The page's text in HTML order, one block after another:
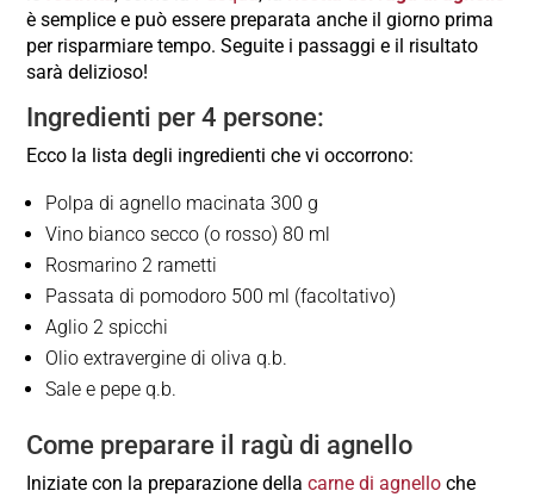
è semplice e può essere preparata anche il giorno prima
per risparmiare tempo. Seguite i passaggi e il risultato
sarà delizioso!
Ingredienti per 4 persone:
Ecco la lista degli ingredienti che vi occorrono:
Polpa di agnello macinata 300 g
Vino bianco secco (o rosso) 80 ml
Rosmarino 2 rametti
Passata di pomodoro 500 ml (facoltativo)
Aglio 2 spicchi
Olio extravergine di oliva q.b.
Sale e pepe q.b.
Come preparare il ragù di agnello
Iniziate con la preparazione dellacarne di agnello che